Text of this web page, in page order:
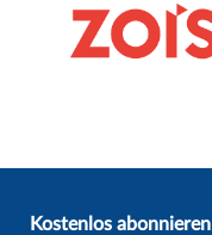
Kostenlos abonnieren